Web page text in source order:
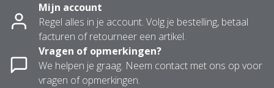
Mijn account
Regel alles in je account. Volg je bestelling, betaal
facturen of retourneer een artikel.
Vragen of opmerkingen?
We helpen je graag. Neem contact met ons op voor
vragen of opmerkingen.